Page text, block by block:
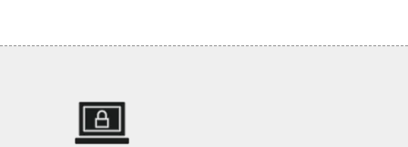
Ürün açıklamasında eksik bilgiler bulunuyor.
Ürün bilgilerinde hatalar bulunuyor.